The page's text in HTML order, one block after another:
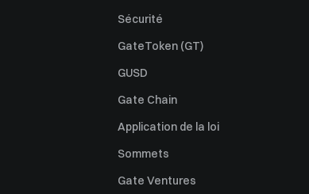
Sécurité
GateToken (GT)
GUSD
Gate Chain
Application de la loi
Sommets
Gate Ventures